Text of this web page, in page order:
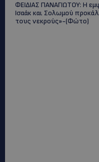
ΦΕΙΔΙΑΣ ΠΑΝΑΓΙΩΤΟΥ: Η
Ισαάκ και Σολωμού
τους νεκρούς»-(Φώτο)